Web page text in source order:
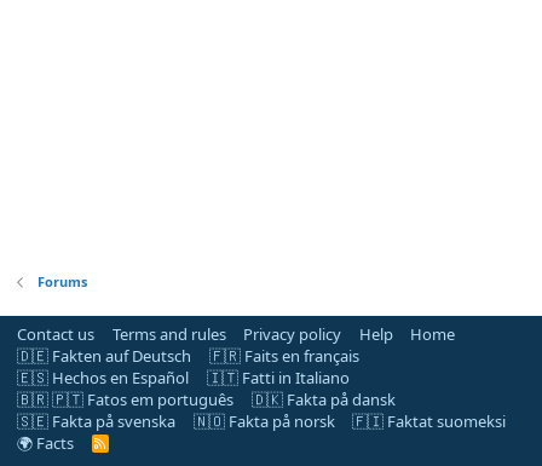
Forums
Contact us Terms and rules Privacy policy Help
Home
🇩🇪 Fakten auf Deutsch
🇫🇷 Faits en français
🇪🇸 Hechos en Español
🇮🇹 Fatti in Italiano
🇧🇷 🇵🇹 Fatos em português
🇩🇰 Fakta på dansk
🇸🇪 Fakta på svenska
🇳🇴 Fakta på norsk
🇫🇮 Faktat suomeksi
🌍 Facts
R